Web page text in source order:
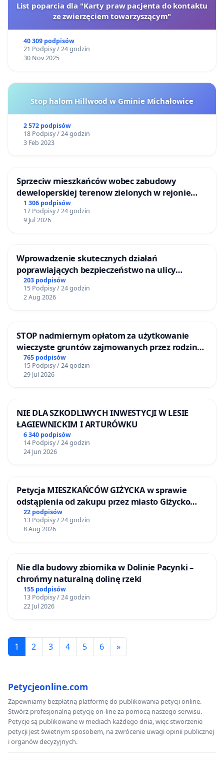
List poparcia dla "Karty praw pacjenta do kontaktu
ze zwierzęciem towarzyszącym"
40 309 podpisów
21 Podpisy / 24 godzin
30 Nov 2025
Stop halom Hillwood w Gminie Michałowice
2 572 podpisów
18 Podpisy / 24 godzin
3 Feb 2023
Sprzeciw mieszkańców wobec zabudowy
deweloperskiej terenow zielonych w rejonie
Bulwarów Straceńskich w Bielsku-Białej
1 306 podpisów
17 Podpisy / 24 godzin
9 Jul 2026
Wprowadzenie skutecznych działań
poprawiających bezpieczeństwo na ulicy
Żeromskiego w Otwocku
203 podpisów
15 Podpisy / 24 godzin
2 Aug 2026
STOP nadmiernym opłatom za użytkowanie
wieczyste gruntów zajmowanych przez rodzinne
ogrody działkowe.
765 podpisów
15 Podpisy / 24 godzin
29 Jul 2026
NIE DLA SZKODLIWYCH INWESTYCJI W LESIE
ŁAGIEWNICKIM I ARTURÓWKU
6 340 podpisów
14 Podpisy / 24 godzin
24 Jun 2026
Petycja MIESZKAŃCÓW GIŻYCKA w sprawie
odstąpienia od zakupu przez miasto Giżycko
nieruchomości położonej nad jeziorem Niegocin
22 podpisów
13 Podpisy / 24 godzin
8 Aug 2026
Nie dla budowy zbiornika w Dolinie Pacynki –
chrońmy naturalną dolinę rzeki
155 podpisów
13 Podpisy / 24 godzin
22 Jul 2026
1 2 3 4 5 6 »
Petycjeonline.com
Zapewniamy bezpłatną platformę do publikowania petycji online.
Stwórz profesjonalną petycję on-line za pomocą naszego serwisu.
Petycje są publikowane w mediach każdego dnia, więc stworzenie
petycji jest świetnym sposobem, na zwrócenie uwagi opinii publicznej
i organów decyzyjnych.